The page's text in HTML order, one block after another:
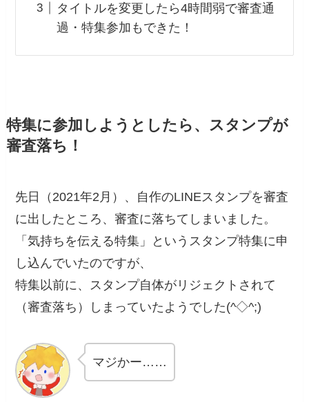
タイトルを変更したら4時間弱で審査通
過・特集参加もできた！
特集に参加しようとしたら、スタンプが
審査落ち！
先日（2021年2月）、自作のLINEスタンプを審査
に出したところ、審査に落ちてしまいました。
「気持ちを伝える特集」というスタンプ特集に申
し込んでいたのですが、
特集以前に、スタンプ自体がリジェクトされて
（審査落ち）しまっていたようでした(^◇^;)
マジかー……